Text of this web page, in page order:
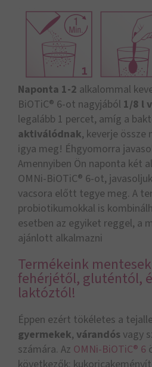
Naponta 1-2 alkalommal
BiOTiC® 6-ot nagyjából 1/8 l
legalább 1 percet, amíg a
aktiválódnak, keverje össze
igya meg! Éhgyomorra
Amennyiben Ön naponta két
OMNi-BiOTiC® 6-ot,
vacsora előtt tegye meg. A
probiotikumokkal is
esetben az egyiket reggel, a
ajánlott alkalmazni
Termékeink
fehérjétől, gluténtól,
laktóztól!
Éppen ezért tökéletes a
gyermekek, várandós vagy
számára. Az OMNi-BiOTiC® 6